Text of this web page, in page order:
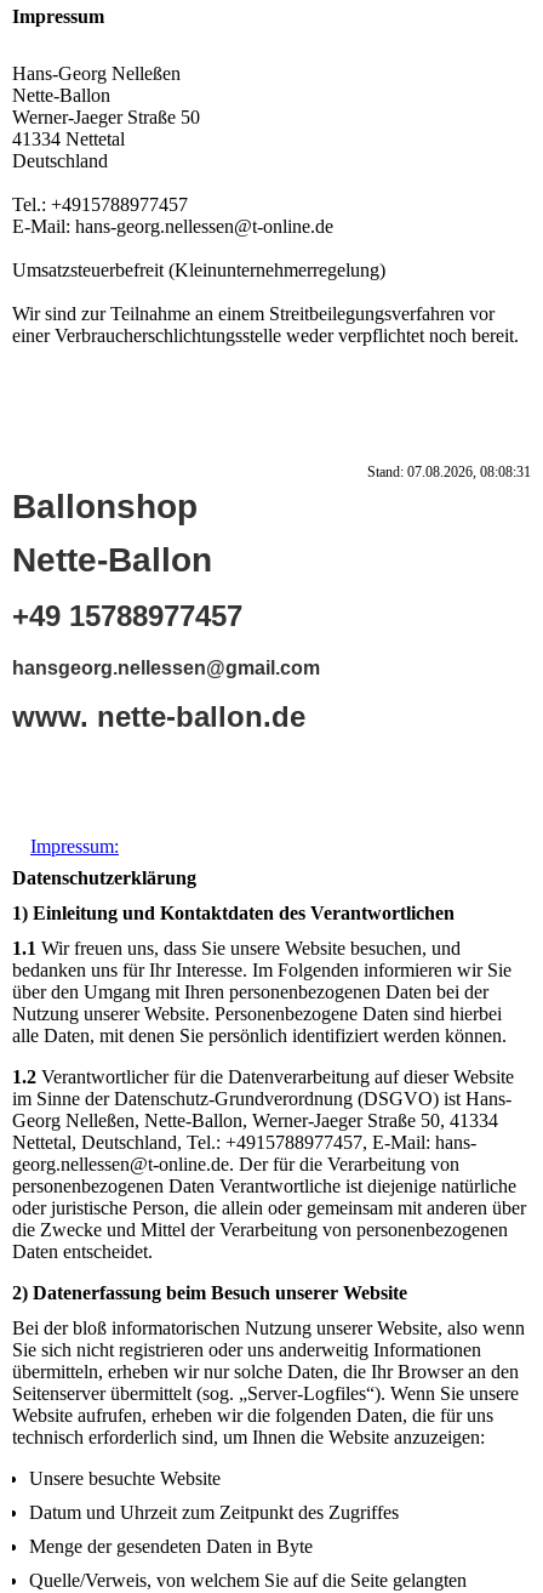
Impressum
Hans-Georg Nelleßen
Nette-Ballon
Werner-Jaeger Straße 50
41334 Nettetal
Deutschland
Tel.: +4915788977457
E-Mail: hans-georg.nellessen@t-online.de
Umsatzsteuerbefreit (Kleinunternehmerregelung)
Wir sind zur Teilnahme an einem Streitbeilegungsverfahren vor
einer Verbraucherschlichtungsstelle weder verpflichtet noch bereit.
Stand: 07.08.2026, 08:08:31
Ballonshop
Nette-Ballon
+49 15788977457
hansgeorg.nellessen@gmail.com
www. nette-ballon.de
Impressum:
Datenschutzerklärung
1) Einleitung und Kontaktdaten des Verantwortlichen
1.1 Wir freuen uns, dass Sie unsere Website besuchen, und
bedanken uns für Ihr Interesse. Im Folgenden informieren wir Sie
über den Umgang mit Ihren personenbezogenen Daten bei der
Nutzung unserer Website. Personenbezogene Daten sind hierbei
alle Daten, mit denen Sie persönlich identifiziert werden können.
1.2 Verantwortlicher für die Datenverarbeitung auf dieser Website
im Sinne der Datenschutz-Grundverordnung (DSGVO) ist Hans-
Georg Nelleßen, Nette-Ballon, Werner-Jaeger Straße 50, 41334
Nettetal, Deutschland, Tel.: +4915788977457, E-Mail: hans-
georg.nellessen@t-online.de. Der für die Verarbeitung von
personenbezogenen Daten Verantwortliche ist diejenige natürliche
oder juristische Person, die allein oder gemeinsam mit anderen über
die Zwecke und Mittel der Verarbeitung von personenbezogenen
Daten entscheidet.
2) Datenerfassung beim Besuch unserer Website
Bei der bloß informatorischen Nutzung unserer Website, also wenn
Sie sich nicht registrieren oder uns anderweitig Informationen
übermitteln, erheben wir nur solche Daten, die Ihr Browser an den
Seitenserver übermittelt (sog. „Server-Logfiles“). Wenn Sie unsere
Website aufrufen, erheben wir die folgenden Daten, die für uns
technisch erforderlich sind, um Ihnen die Website anzuzeigen:
Unsere besuchte Website
Datum und Uhrzeit zum Zeitpunkt des Zugriffes
Menge der gesendeten Daten in Byte
Quelle/Verweis, von welchem Sie auf die Seite gelangten